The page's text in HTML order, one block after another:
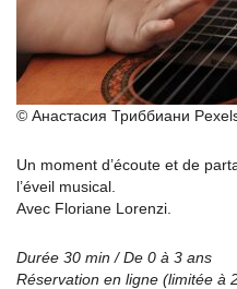
© Анастасия Триббиани
Un moment d’écoute et de
l’éveil musical.
Avec Floriane Lorenzi.
Durée 30 min / De 0 à 3 ans
Réservation en ligne (limitée à